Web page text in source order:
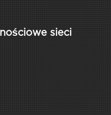
sieci